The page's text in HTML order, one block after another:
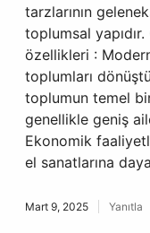
tarzlarının
toplumsal
özellikleri :
toplumları
toplumun temel
genellikle geniş
Ekonomik
el sanatlarına
Mart 9, 2025 Yanıtla